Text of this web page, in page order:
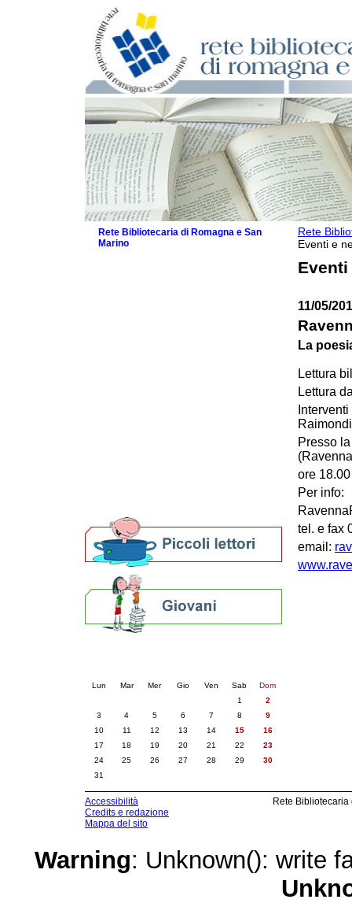
Rete
Eventi e
Eventi
11/05/
La
Lettura
Lettura
Presso
ore
Per info:
tel. e fax
email:
Rete Bibliotecaria di Romagna e San
Marino
Lun Mar Mer Gio Ven Sab
Dom
1
2
3
4 5 6 7 8
9
10
11 12 13 14 15
16
17
18 19 20 21 22
23
24
25 26 27 28 29
30
31
Accessibilità
Credits e redazione
Mappa del sito
Rete
Warning: Unknown(): write